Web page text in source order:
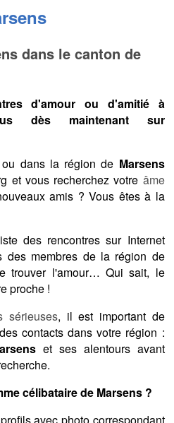
dans le canton de
d'amour ou d'amitié à
dès maintenant sur
ou dans la région de Marsens
et vous recherchez votre âme
amis ? Vous êtes à la
des rencontres sur Internet
des membres de la région de
trouver l'amour… Qui sait, le
proche !
sérieuses, il est important de
contacts dans votre région :
et ses alentours avant
célibataire de Marsens ?